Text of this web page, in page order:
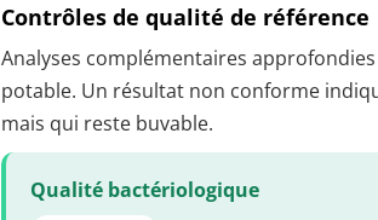
Contrôles de qualité de référence
Analyses complémentaires
potable. Un résultat non conforme
mais qui reste buvable.
Qualité bactériologique